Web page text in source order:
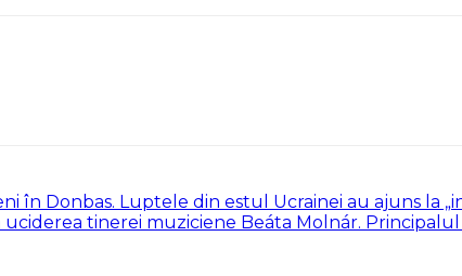
în Donbas. Luptele din estul Ucrainei au ajuns la
tinerei muziciene Beáta Molnár.